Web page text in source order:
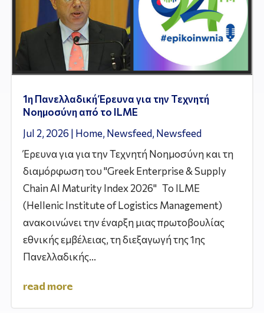
1η Πανελλαδική Έρευνα για την Τεχνητή
Νοημοσύνη από το ILME
Jul 2, 2026 | Home, Newsfeed, Newsfeed
Έρευνα για για την Τεχνητή Νοημοσύνη και τη
διαμόρφωση του "Greek Enterprise & Supply
Chain AI Maturity Index 2026" Το ILME
(Hellenic Institute of Logistics Management)
ανακοινώνει την έναρξη μιας πρωτοβουλίας
εθνικής εμβέλειας, τη διεξαγωγή της 1ης
Πανελλαδικής...
read more